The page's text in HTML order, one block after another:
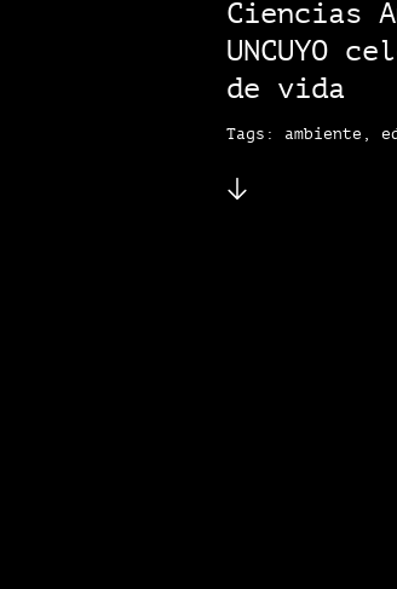
Ciencias
UNCUYO
de vida
Tags: ambiente,